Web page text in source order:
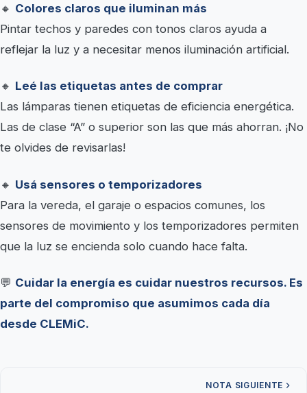
🔸 Colores claros que iluminan más
Pintar techos y paredes con tonos claros ayuda a
reflejar la luz y a necesitar menos iluminación artificial.
🔸 Leé las etiquetas antes de comprar
Las lámparas tienen etiquetas de eficiencia energética.
Las de clase “A” o superior son las que más ahorran. ¡No
te olvides de revisarlas!
🔸 Usá sensores o temporizadores
Para la vereda, el garaje o espacios comunes, los
sensores de movimiento y los temporizadores permiten
que la luz se encienda solo cuando hace falta.
💬 Cuidar la energía es cuidar nuestros recursos. Es
parte del compromiso que asumimos cada día
desde CLEMiC.
NOTA SIGUIENTE